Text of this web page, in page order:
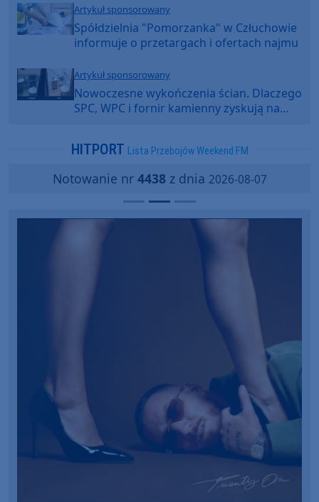
Artykuł sponsorowany
Spółdzielnia "Pomorzanka" w Człuchowie
informuje o przetargach i ofertach najmu
Artykuł sponsorowany
Nowoczesne wykończenia ścian. Dlaczego
SPC, WPC i fornir kamienny zyskują na
HITPORT Lista Przebojów Weekend FM
Notowanie nr 4438z dnia 2026-08-07